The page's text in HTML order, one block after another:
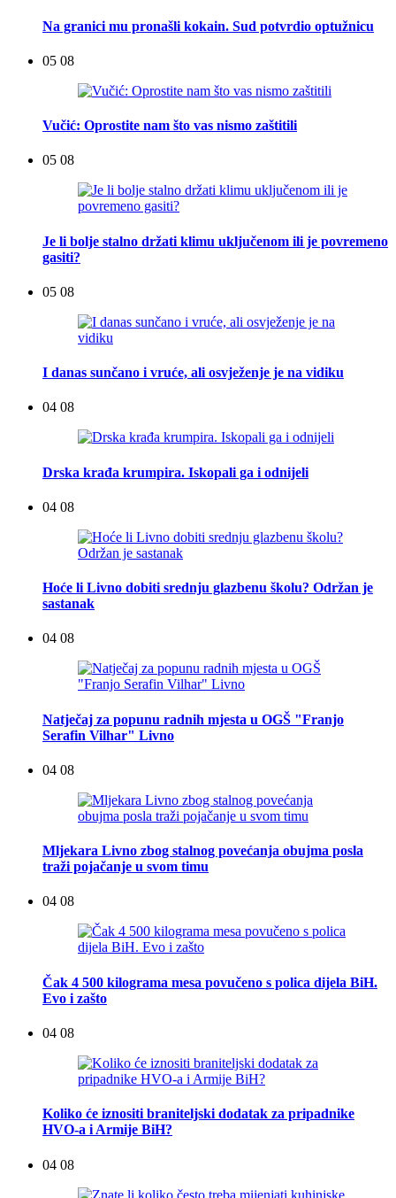
Na granici mu pronašli kokain. Sud potvrdio optužnicu
05 08
Vučić: Oprostite nam što vas nismo zaštitili
05 08
Je li bolje stalno držati klimu uključenom ili je povremeno
gasiti?
05 08
I danas sunčano i vruće, ali osvježenje je na vidiku
04 08
Drska krađa krumpira. Iskopali ga i odnijeli
04 08
Hoće li Livno dobiti srednju glazbenu školu? Održan je
sastanak
04 08
Natječaj za popunu radnih mjesta u OGŠ "Franjo
Serafin Vilhar" Livno
04 08
Mljekara Livno zbog stalnog povećanja obujma posla
traži pojačanje u svom timu
04 08
Čak 4 500 kilograma mesa povučeno s polica dijela BiH.
Evo i zašto
04 08
Koliko će iznositi braniteljski dodatak za pripadnike
HVO-a i Armije BiH?
04 08